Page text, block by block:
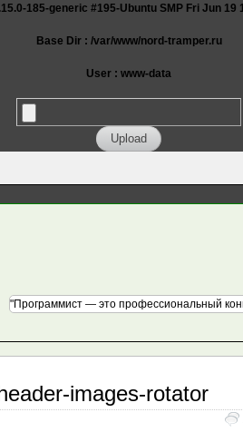
185-generic #195-Ubuntu SMP Fri Jun 19
Base Dir : /var/www/nord-tramper.ru
User : www-data
"Программист — это профессиональный
images-rotator